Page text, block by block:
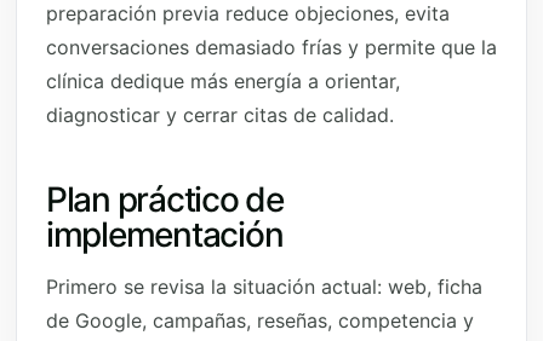
preparación previa reduce objeciones, evita
conversaciones demasiado frías y permite que la
clínica dedique más energía a orientar,
diagnosticar y cerrar citas de calidad.
Plan práctico de
implementación
Primero se revisa la situación actual: web, ficha
de Google, campañas, reseñas, competencia y